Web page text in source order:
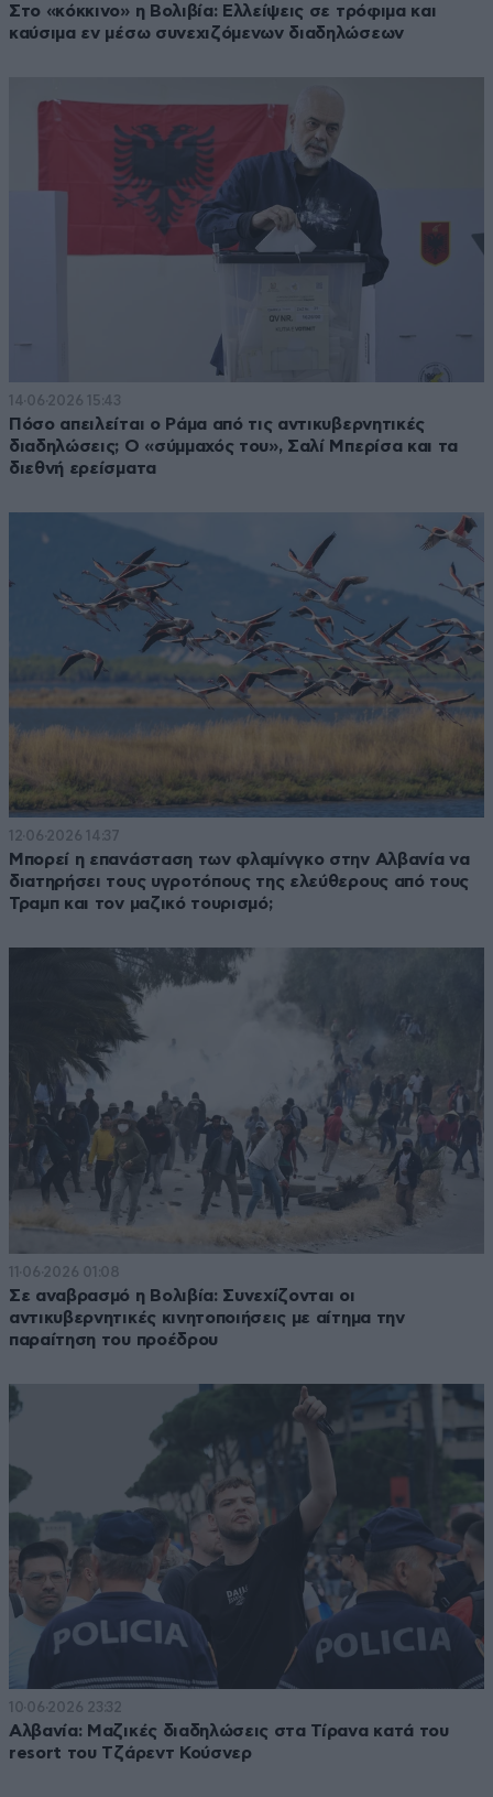
Στο «κόκκινο» η Βολιβία: Ελλείψεις σε τρόφιμα και
καύσιμα εν μέσω συνεχιζόμενων διαδηλώσεων
14·06·2026 15:43
Πόσο απειλείται ο Ράμα από τις αντικυβερνητικές
διαδηλώσεις; Ο «σύμμαχός του», Σαλί Μπερίσα και τα
διεθνή ερείσματα
12·06·2026 14:37
Μπορεί η επανάσταση των φλαμίνγκο στην Αλβανία να
διατηρήσει τους υγροτόπους της ελεύθερους από τους
Τραμπ και τον μαζικό τουρισμό;
11·06·2026 01:08
Σε αναβρασμό η Βολιβία: Συνεχίζονται οι
αντικυβερνητικές κινητοποιήσεις με αίτημα την
παραίτηση του προέδρου
10·06·2026 23:32
Αλβανία: Μαζικές διαδηλώσεις στα Τίρανα κατά του
resort του Τζάρεντ Κούσνερ